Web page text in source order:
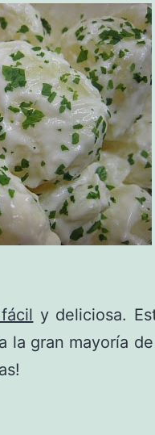
y deliciosa.
la gran mayoría